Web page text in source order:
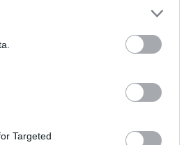
Targeted
vorm te houden. Ze
klant als een